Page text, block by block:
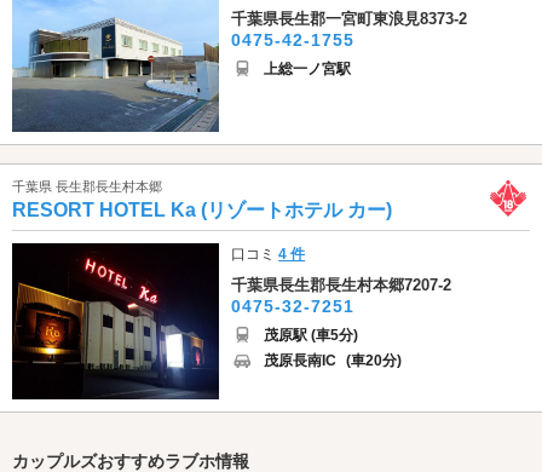
千葉県長生郡一宮町東浪見8373-2
0475-42-1755
上総一ノ宮駅
千葉県 長生郡長生村本郷
RESORT HOTEL Ka (リゾートホテル カー)
口コミ4 件
千葉県長生郡長生村本郷7207-2
0475-32-7251
茂原駅 (車5分)
茂原長南IC (車20分)
カップルズおすすめラブホ情報